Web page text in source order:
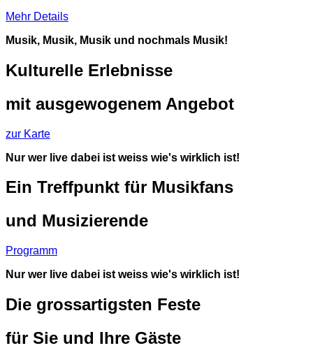
Mehr Details
Musik, Musik, Musik und nochmals Musik!
Kulturelle Erlebnisse
mit ausgewogenem Angebot
zur Karte
Nur wer live dabei ist weiss wie's wirklich ist!
Ein Treffpunkt für Musikfans
und Musizierende
Programm
Nur wer live dabei ist weiss wie's wirklich ist!
Die grossartigsten Feste
für Sie und Ihre Gäste